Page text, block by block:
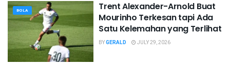
BOLA
Trent Alexander-Arnold Buat
Mourinho Terkesan tapi Ada
Satu Kelemahan yang Terlihat
BYGERALD JULY 29, 2026